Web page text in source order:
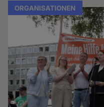
ORGANISATIONEN